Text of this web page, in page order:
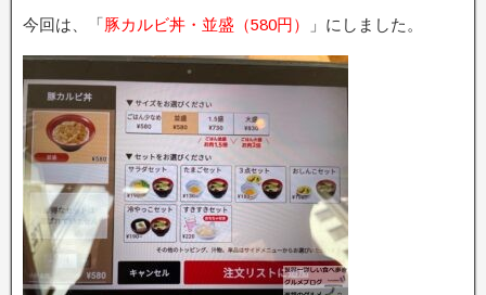
今回は、「豚カルビ丼・並盛（580円） 」にしました。